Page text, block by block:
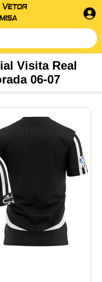
Visita Real
06-07